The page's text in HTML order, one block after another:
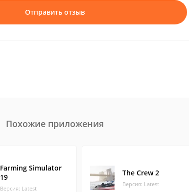
Отправить отзыв
Похожие приложения
Farming Simulator
19
Версия: Latest
The Crew 2
Версия: Latest